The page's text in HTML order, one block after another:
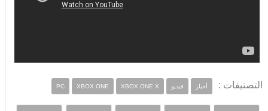
التصنيفات : أخبار فيديو PC XBOX ONE XBOX ONE X